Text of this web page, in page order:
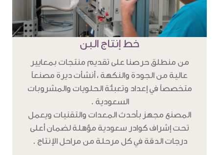
خط إنتاج البن
من منطلق حرصنا على تقديم منتجات بمعايير
عالية من الجودة والنكهة ، أنشأت ديرة مصنعاً
متخصصاً في إعداد وتعبئة الحلويات والمشروبات
السعودية .
المصنع مجهز بأحدث المعدات والتقنيات ويعمل
تحت إشراف كوادر سعودية مؤهلة لضمان أعلى
درجات الدقة في كل مرحلة من مراحل الإنتاج .